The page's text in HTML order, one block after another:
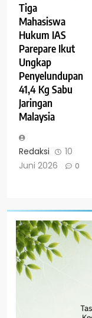
Tiga
Mahasiswa
Hukum IAS
Parepare Ikut
Ungkap
Penyelundupan
41,4 Kg Sabu
Jaringan
Malaysia
Redaksi
10
Juni 2026
0